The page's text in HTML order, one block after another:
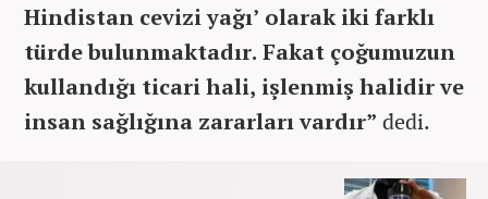
Hindistan cevizi yağı’ olarak iki farklı
türde bulunmaktadır. Fakat çoğumuzun
kullandığı ticari hali, işlenmiş halidir ve
insan sağlığına zararları vardır” dedi.